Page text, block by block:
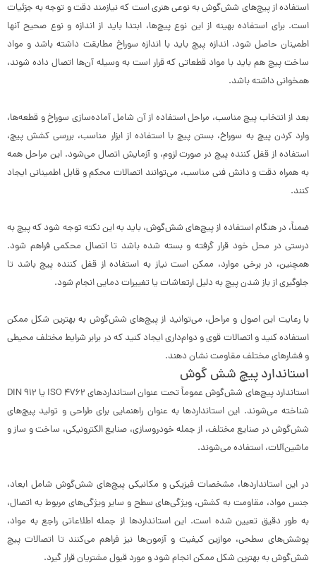
استفاده از پیچ‌های شش‌گوش به نوعی هنری است که نیازمند دقت و توجه به جزئیات
است. برای استفاده بهینه از این نوع پیچ‌ها، ابتدا باید از اندازه و نوع صحیح آنها
اطمینان حاصل شود. اندازه پیچ باید با اندازه سوراخ مطابقت داشته باشد و مواد
ساخت پیچ هم باید با مواد قطعاتی که قرار است به وسیله آن‌ها اتصال داده شوند،
همخوانی داشته باشد.
بعد از انتخاب پیچ مناسب، مراحل استفاده از آن شامل آماده‌سازی سوراخ و قطعه‌ها،
وارد کردن پیچ به سوراخ، بستن پیچ با استفاده از ابزار مناسب، بررسی کشش پیچ،
استفاده از قفل کننده پیچ در صورت لزوم، و آزمایش اتصال می‌شود. این مراحل همه
به همراه دقت و دانش فنی مناسب، می‌توانند اتصالات محکم و قابل اطمینانی ایجاد
کنند.
ضمناً، در هنگام استفاده از پیچ‌های شش‌گوش، باید به این نکته توجه شود که پیچ به
درستی در محل خود قرار گرفته و بسته شده باشد تا اتصال محکمی فراهم شود.
همچنین، در برخی موارد، ممکن است نیاز به استفاده از قفل کننده پیچ باشد تا
جلوگیری از باز شدن پیچ به دلیل ارتعاشات یا تغییرات دمایی انجام شود.
با رعایت این اصول و مراحل، می‌توانید از پیچ‌های شش‌گوش به بهترین شکل ممکن
استفاده کنید و اتصالات قوی و دوام‌داری ایجاد کنید که در برابر شرایط مختلف محیطی
و فشارهای مختلف مقاومت نشان دهند.
استاندارد پیچ شش گوش
استاندارد پیچ‌های شش‌گوش عموماً تحت عنوان استانداردهای ISO 4762 یا DIN 912
شناخته می‌شوند. این استانداردها به عنوان راهنمایی برای طراحی و تولید پیچ‌های
شش‌گوش در صنایع مختلف، از جمله خودروسازی، صنایع الکترونیکی، ساخت و ساز و
ماشین‌آلات، استفاده می‌شوند.
در این استانداردها، مشخصات فیزیکی و مکانیکی پیچ‌های شش‌گوش شامل ابعاد،
جنس مواد، مقاومت به کشش، ویژگی‌های سطح و سایر ویژگی‌های مربوط به اتصال،
به طور دقیق تعیین شده است. این استانداردها از جمله اطلاعاتی راجع به مواد،
پوشش‌های سطحی، موازین کیفیت و آزمون‌ها نیز فراهم می‌کنند تا اتصالات پیچ
شش‌گوش به بهترین شکل ممکن انجام شود و مورد قبول مشتریان قرار گیرد.